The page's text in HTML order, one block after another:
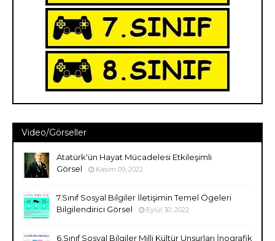
Video/Görseller
Atatürk'ün Hayat Mücadelesi Etkileşimli
Görsel
Kasım 09, 2022
7.Sınıf Sosyal Bilgiler İletişimin Temel Ögeleri
Bilgilendirici Görsel
Eylül 30, 2022
6.Sınıf Sosyal Bilgiler Milli Kültür Unsurları İnografik